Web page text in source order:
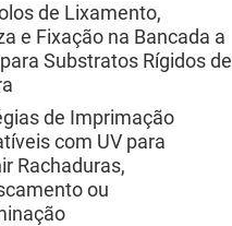
de Lixamento,
e Fixação na Bancada a
Substratos Rígidos de
de Imprimação
com UV para
Rachaduras,
ou